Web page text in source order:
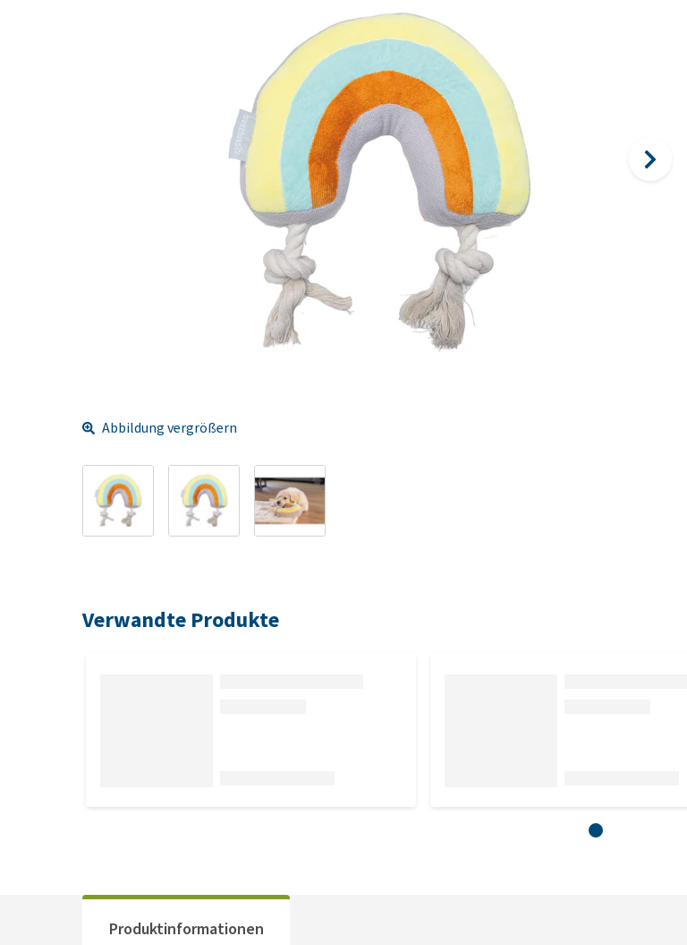
Alles ansehen
Training
Hundekotbeutel und
Halter
Alles ansehen
Alles
Abbildung vergrößern
Verwandte Produkte
Produktinformationen